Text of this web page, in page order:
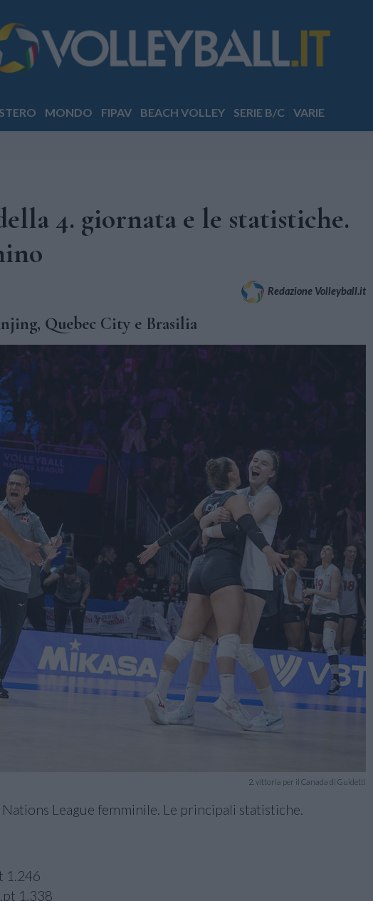
MONDO FIPAV BEACH VOLLEY SERIE B/C VARIE
4. giornata e le statistiche.
Redazione Volleyball.it
Quebec City e Brasilia
2. vittoria per il Canada di Guidetti
League femminile. Le principali statistiche.
1.246
1.338